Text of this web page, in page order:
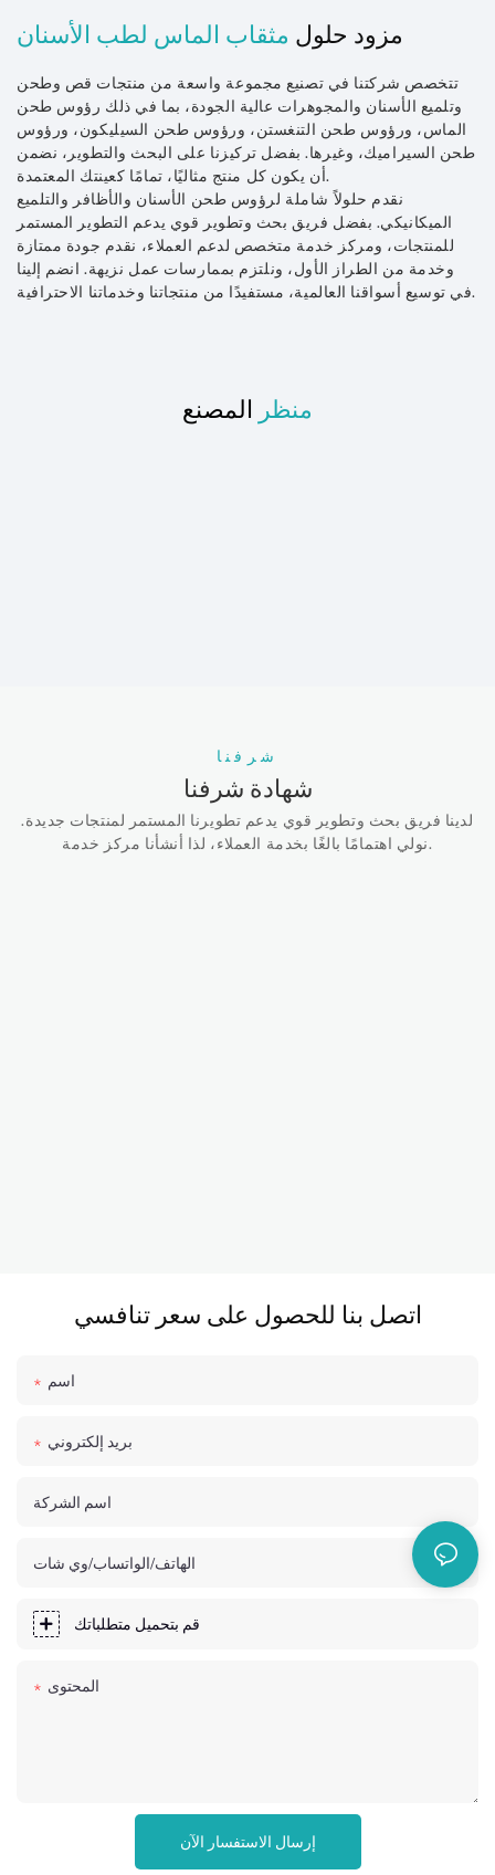
مزود حلول مثقاب الماس لطب الأسنان
تتخصص شركتنا في تصنيع مجموعة واسعة من منتجات قص وطحن
وتلميع الأسنان والمجوهرات عالية الجودة، بما في ذلك رؤوس طحن
الماس، ورؤوس طحن التنغستن، ورؤوس طحن السيليكون، ورؤوس
طحن السيراميك، وغيرها. بفضل تركيزنا على البحث والتطوير، نضمن
أن يكون كل منتج مثاليًا، تمامًا كعينتك المعتمدة.
نقدم حلولاً شاملة لرؤوس طحن الأسنان والأظافر والتلميع
الميكانيكي. بفضل فريق بحث وتطوير قوي يدعم التطوير المستمر
للمنتجات، ومركز خدمة متخصص لدعم العملاء، نقدم جودة ممتازة
وخدمة من الطراز الأول، ونلتزم بممارسات عمل نزيهة. انضم إلينا
في توسيع أسواقنا العالمية، مستفيدًا من منتجاتنا وخدماتنا الاحترافية.
منظر المصنع
شرفنا
شهادة شرفنا
لدينا فريق بحث وتطوير قوي يدعم تطويرنا المستمر لمنتجات جديدة.
نولي اهتمامًا بالغًا بخدمة العملاء، لذا أنشأنا مركز خدمة.
اتصل بنا للحصول على سعر تنافسي
اسم
بريد إلكتروني
اسم الشركة
الهاتف/الواتساب/وي شات
قم بتحميل متطلباتك
المحتوى
إرسال الاستفسار الآن